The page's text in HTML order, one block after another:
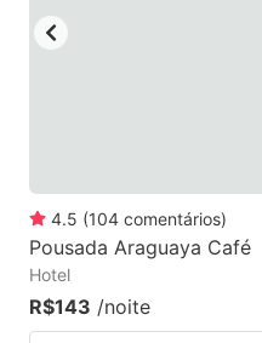
4.5 (104 comentários)
Pousada Araguaya Café
Hotel
R$143 /noite